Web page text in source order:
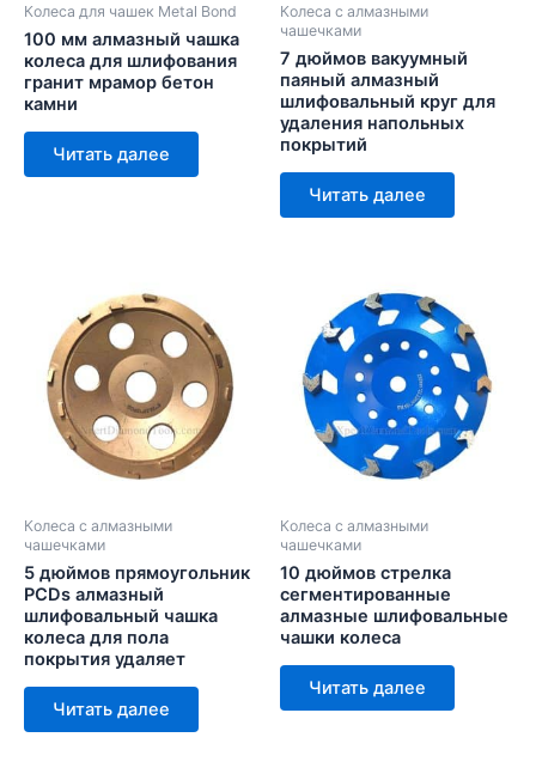
Колеса для чашек Metal Bond
100 мм алмазный чашка
колеса для шлифования
гранит мрамор бетон
камни
Читать далее
Колеса с алмазными
чашечками
7 дюймов вакуумный
паяный алмазный
шлифовальный круг для
удаления напольных
покрытий
Читать далее
Колеса с алмазными
чашечками
5 дюймов прямоугольник
PCDs алмазный
шлифовальный чашка
колеса для пола
покрытия удаляет
Читать далее
Колеса с алмазными
чашечками
10 дюймов стрелка
сегментированные
алмазные шлифовальные
чашки колеса
Читать далее